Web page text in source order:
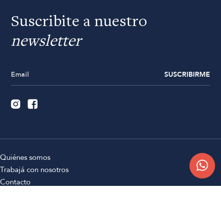
Suscribite a nuestro
newsletter
SUSCRIBIRME
Quiénes somos
Trabajá con nosotros
Contacto